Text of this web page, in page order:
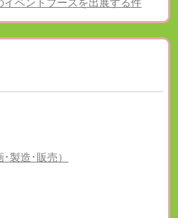
ベントブースを出展する件
製造･販売）